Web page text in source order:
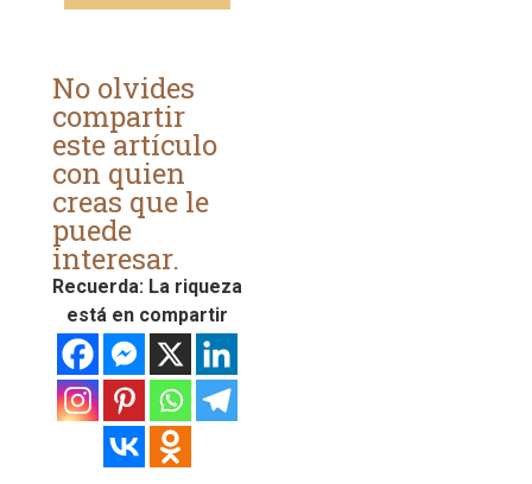
No olvides
compartir
este artículo
con quien
creas que le
puede
interesar.
Recuerda: La riqueza
está en compartir